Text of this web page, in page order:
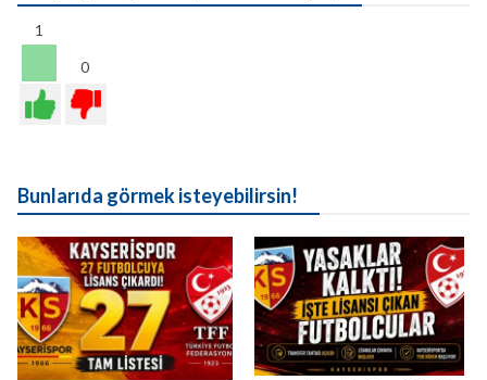
1
0
Bunlarıda görmek isteyebilirsin!